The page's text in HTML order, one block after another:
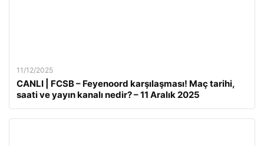
11/12/2025
CANLI | FCSB – Feyenoord karşılaşması! Maç tarihi,
saati ve yayın kanalı nedir? – 11 Aralık 2025